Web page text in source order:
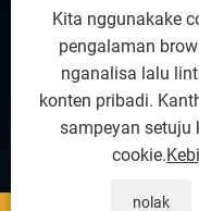
Produk
Hubungi Kita
Kita nggunakake
pengalaman
nganalisa lalu
konten pribadi.
sampeyan setuju
cookie.
nolak